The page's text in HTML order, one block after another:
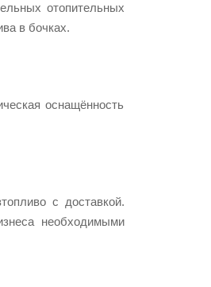
отопительных
в бочках.
оснащённость
с доставкой.
необходимыми